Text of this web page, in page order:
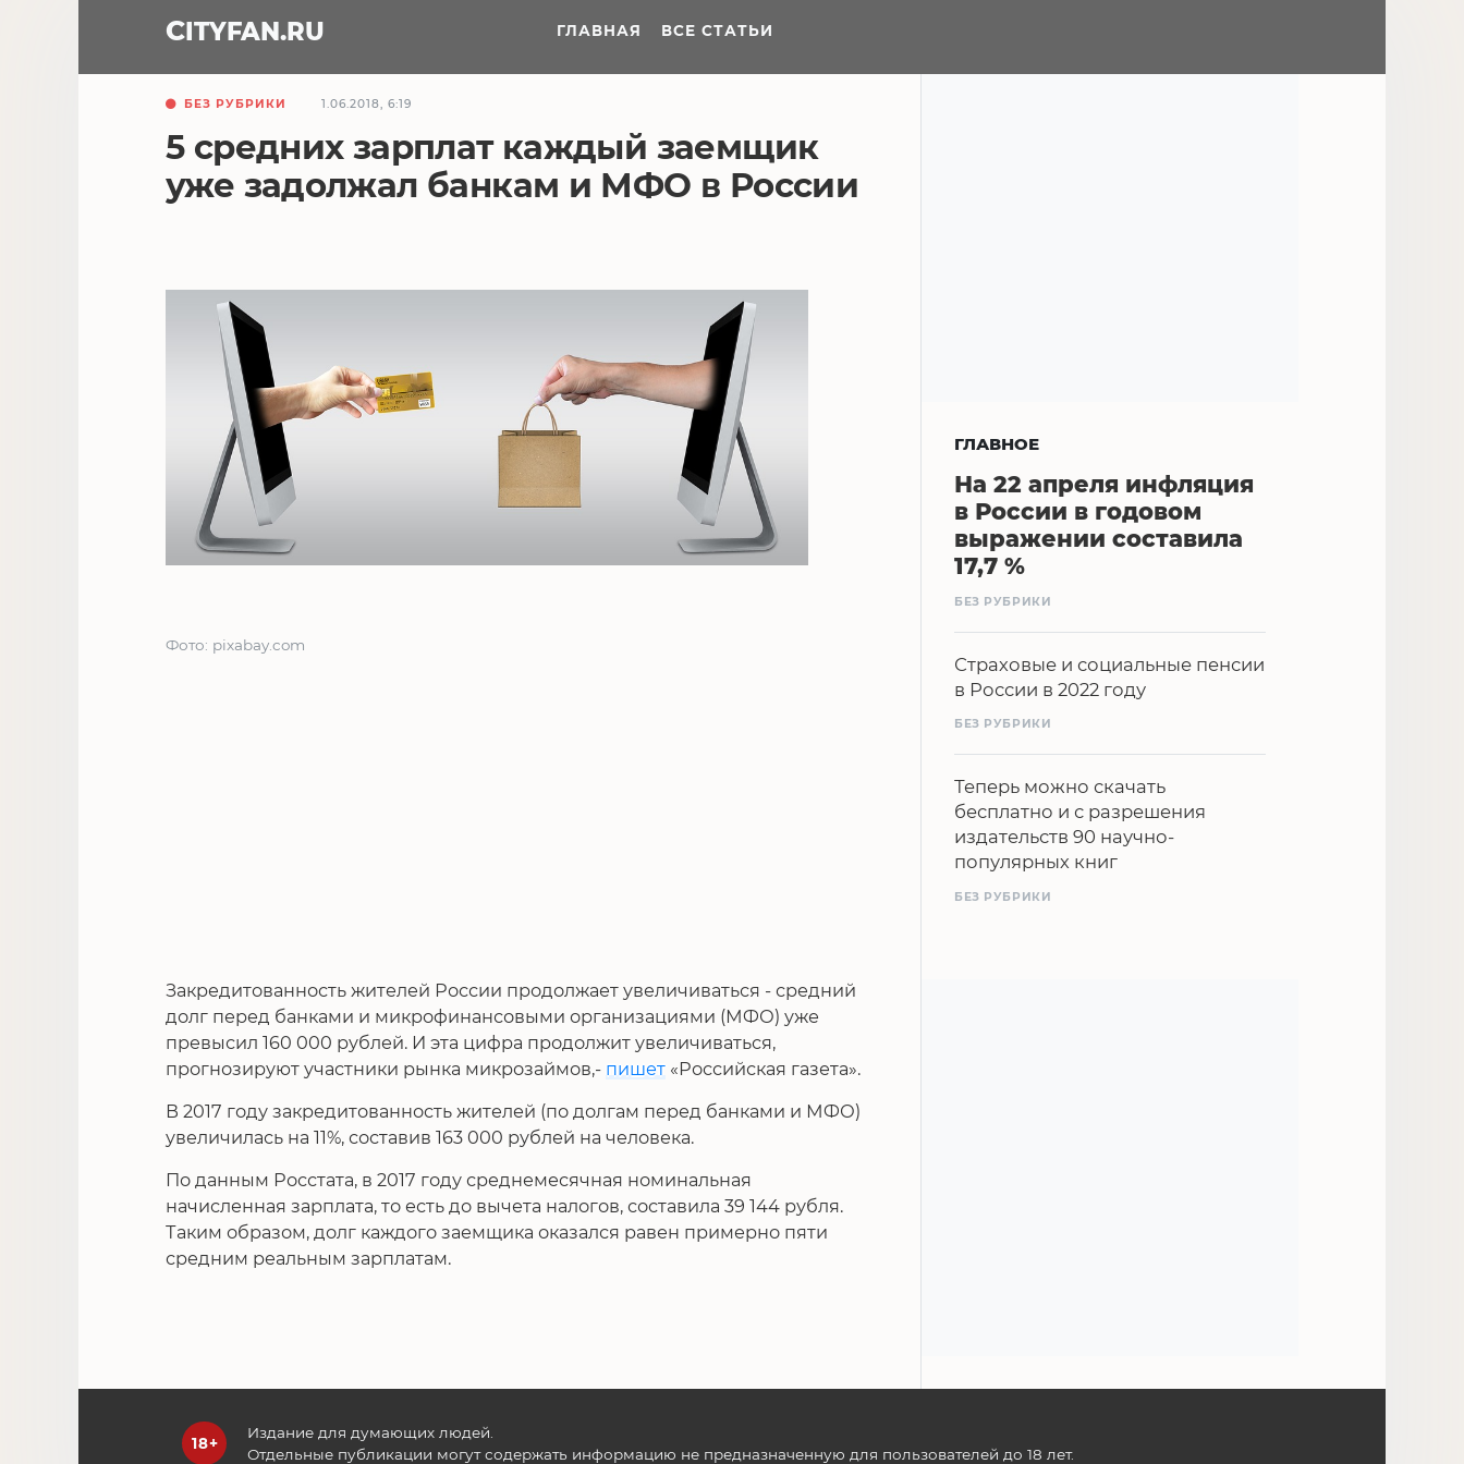
CITYFAN.RU ГЛАВНАЯ ВСЕ СТАТЬИ
БЕЗ РУБРИКИ 1.06.2018, 6:19
5 средних зарплат каждый заемщик
уже задолжал банкам и МФО в России
Фото: pixabay.com
Закредитованность жителей России продолжает увеличиваться - средний
долг перед банками и микрофинансовыми организациями (МФО) уже
превысил 160 000 рублей. И эта цифра продолжит увеличиваться,
прогнозируют участники рынка микрозаймов,- пишет «Российская газета».
В 2017 году закредитованность жителей (по долгам перед банками и МФО)
увеличилась на 11%, составив 163 000 рублей на человека.
По данным Росстата, в 2017 году среднемесячная номинальная
начисленная зарплата, то есть до вычета налогов, составила 39 144 рубля.
Таким образом, долг каждого заемщика оказался равен примерно пяти
средним реальным зарплатам.
ГЛАВНОЕ
На 22 апреля инфляция
в России в годовом
выражении составила
17,7 %
БЕЗ РУБРИКИ
Страховые и социальные пенсии
в России в 2022 году
БЕЗ РУБРИКИ
Теперь можно скачать
бесплатно и с разрешения
издательств 90 научно-
популярных книг
БЕЗ РУБРИКИ
Издание для думающих людей.
Отдельные публикации могут содержать информацию не предназначенную для пользователей до 18 лет.